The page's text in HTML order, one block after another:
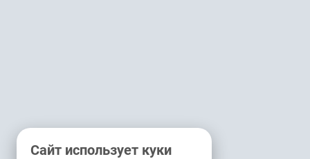
Сайт использует куки